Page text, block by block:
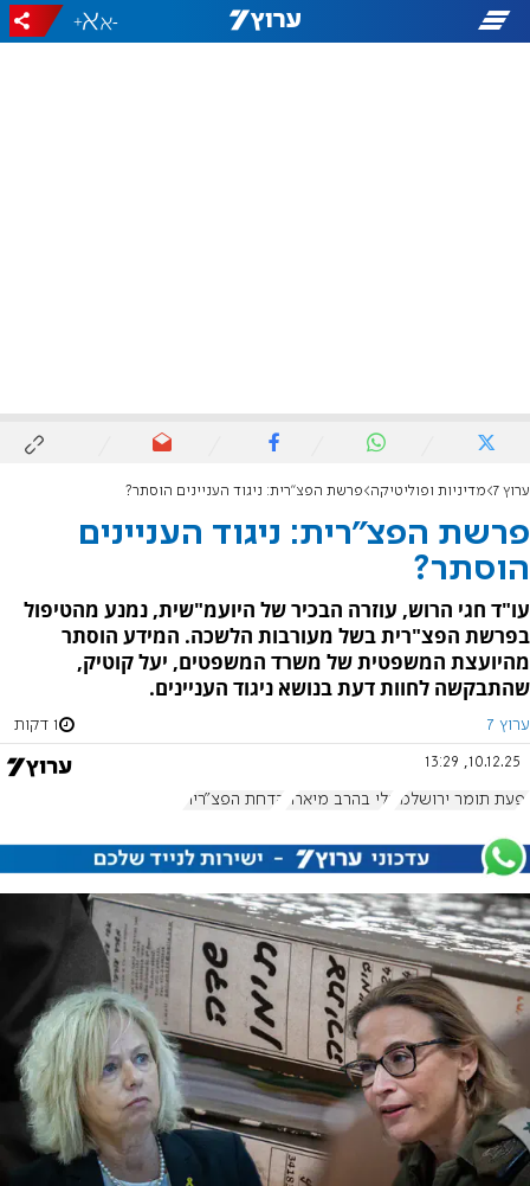
-
+
ערוץ 7 מדיניות ופוליטיקה פרשת הפצ"רית: ניגוד העניינים הוסתר?
פרשת הפצ"רית: ניגוד העניינים
הוסתר?
עו"ד חגי הרוש, עוזרה הבכיר של היועמ"שית, נמנע מהטיפול
בפרשת הפצ"רית בשל מעורבות הלשכה. המידע הוסתר
מהיועצת המשפטית של משרד המשפטים, יעל קוטיק,
שהתבקשה לחוות דעת בנושא ניגוד העניינים.
ערוץ 7 1 דקות
10.12.25, 13:29
יפעת תומר ירושלמי גלי בהרב מיארה הדחת הפצ"רית